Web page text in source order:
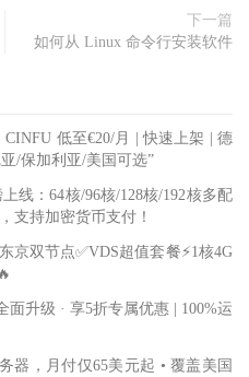
下一篇
如何从 Linux 命令行安装软件
低至€20/月 | 快速上架 | 德
/保加利亚/美国可选”
线：64核/96核/128核/192核多配
支持加密货币支付！
京双节点✅VDS超值套餐⚡️1核4G
面升级 · 享5折专属优惠 | 100%运
器，月付仅65美元起 • 覆盖美国